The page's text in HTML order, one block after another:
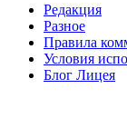
Редакция
Разное
Правила
Условия
Блог Лицея